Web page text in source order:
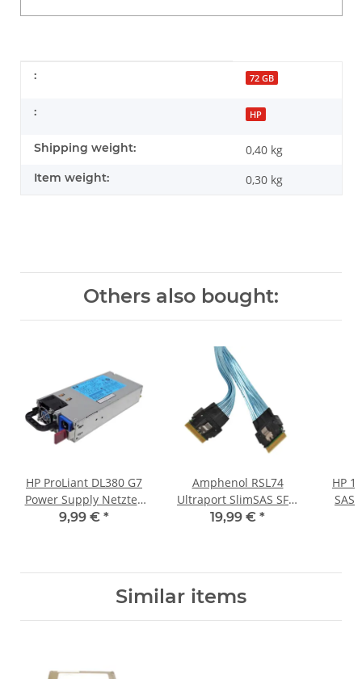
Item information
Value
: 72 GB
: HP
Shipping weight: 0,40 kg
Item weight: 0,30 kg
Others also bought:
HP ProLiant DL380 G7
Power Supply Netzteil
460W HSTNS-PL23B
9,99 € *
Amphenol RSL74
Ultraport SlimSAS SFF-
8654-Spezifikation 8i
19,99 € *
HP
SAS
Similar items